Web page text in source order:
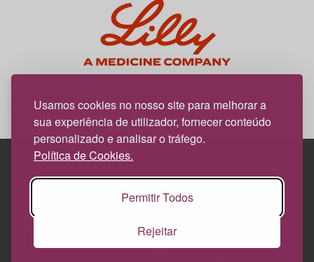
Usamos cookies no nosso site para melhorar a
sua experiência de utilizador, fornecer conteúdo
personalizado e analisar o tráfego.
Política de Cookies.
Permitir Todos
Rejeitar
News Farma, possível com o apoio da Lilly.
Edif. Lisboa Oriente | Av. Infante D. Henrique, n.º 333H, esc.
1800-282 Lisboa | Portugal